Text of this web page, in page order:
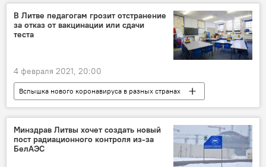
В Литве педагогам грозит отстранение
за отказ от вакцинации или сдачи
теста
4 февраля 2021, 20:00
Вспышка нового коронавируса в разных странах
Общество
Литва
коронавирус
вакцина
Минздрав Литвы хочет создать новый
пост радиационного контроля из-за
БелАЭС